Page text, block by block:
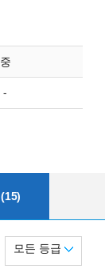
중
-
모든 등급